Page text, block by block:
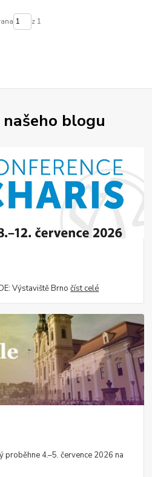
z 1
blogu
Výstaviště Brnočíst celé
proběhne 4.–5. července 2026 na